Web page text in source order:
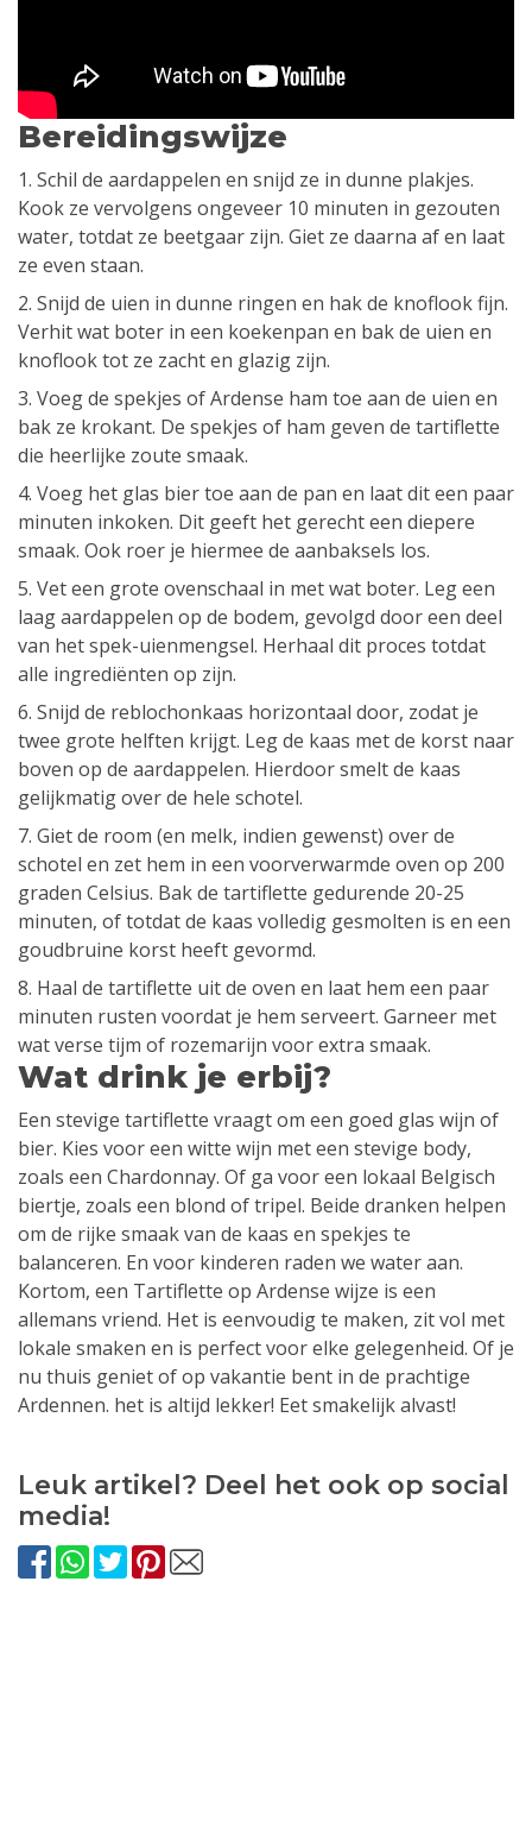
Bereidingswijze
1. Schil de aardappelen en snijd ze in dunne plakjes.
Kook ze vervolgens ongeveer 10 minuten in gezouten
water, totdat ze beetgaar zijn. Giet ze daarna af en laat
ze even staan.
2. Snijd de uien in dunne ringen en hak de knoflook fijn.
Verhit wat boter in een koekenpan en bak de uien en
knoflook tot ze zacht en glazig zijn.
3. Voeg de spekjes of Ardense ham toe aan de uien en
bak ze krokant. De spekjes of ham geven de tartiflette
die heerlijke zoute smaak.
4. Voeg het glas bier toe aan de pan en laat dit een paar
minuten inkoken. Dit geeft het gerecht een diepere
smaak. Ook roer je hiermee de aanbaksels los.
5. Vet een grote ovenschaal in met wat boter. Leg een
laag aardappelen op de bodem, gevolgd door een deel
van het spek-uienmengsel. Herhaal dit proces totdat
alle ingrediënten op zijn.
6. Snijd de reblochonkaas horizontaal door, zodat je
twee grote helften krijgt. Leg de kaas met de korst naar
boven op de aardappelen. Hierdoor smelt de kaas
gelijkmatig over de hele schotel.
7. Giet de room (en melk, indien gewenst) over de
schotel en zet hem in een voorverwarmde oven op 200
graden Celsius. Bak de tartiflette gedurende 20-25
minuten, of totdat de kaas volledig gesmolten is en een
goudbruine korst heeft gevormd.
8. Haal de tartiflette uit de oven en laat hem een paar
minuten rusten voordat je hem serveert. Garneer met
wat verse tijm of rozemarijn voor extra smaak.
Wat drink je erbij?
Een stevige tartiflette vraagt om een goed glas wijn of
bier. Kies voor een witte wijn met een stevige body,
zoals een Chardonnay. Of ga voor een lokaal Belgisch
biertje, zoals een blond of tripel. Beide dranken helpen
om de rijke smaak van de kaas en spekjes te
balanceren. En voor kinderen raden we water aan.
Kortom, een Tartiflette op Ardense wijze is een
allemans vriend. Het is eenvoudig te maken, zit vol met
lokale smaken en is perfect voor elke gelegenheid. Of je
nu thuis geniet of op vakantie bent in de prachtige
Ardennen. het is altijd lekker! Eet smakelijk alvast!
Leuk artikel? Deel het ook op social
media!